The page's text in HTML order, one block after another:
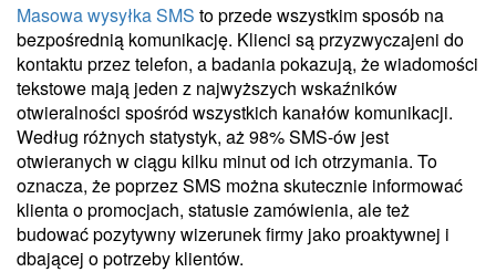
Masowa wysyłka SMS to przede wszystkim sposób na
bezpośrednią komunikację. Klienci są przyzwyczajeni do
kontaktu przez telefon, a badania pokazują, że wiadomości
tekstowe mają jeden z najwyższych wskaźników
otwieralności spośród wszystkich kanałów komunikacji.
Według różnych statystyk, aż 98% SMS-ów jest
otwieranych w ciągu kilku minut od ich otrzymania. To
oznacza, że poprzez SMS można skutecznie informować
klienta o promocjach, statusie zamówienia, ale też
budować pozytywny wizerunek firmy jako proaktywnej i
dbającej o potrzeby klientów.